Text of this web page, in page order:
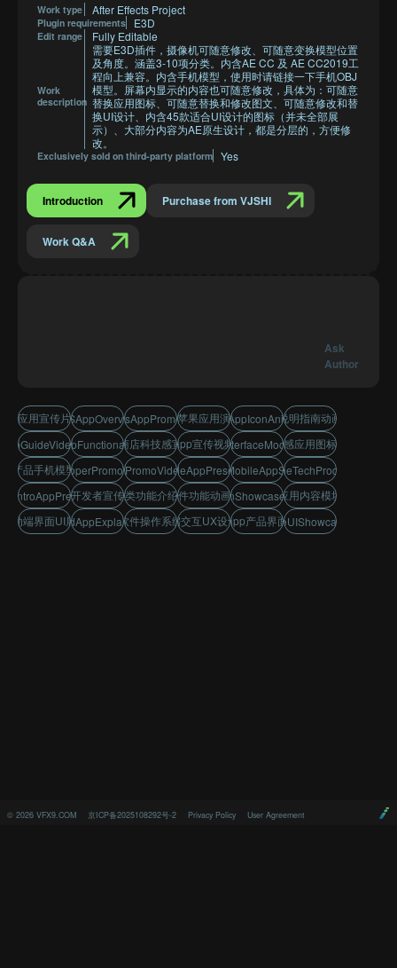
© 2026 VFX9.COM 京ICP备2025108292号-2 Privacy Policy User Agreement
Work type After Effects Project
Plugin requirements E3D
Edit range Fully Editable
Work
description
需要E3D插件，摄像机可随意修改、可随意变换模型位置
及角度。涵盖3-10项分类。内含AE CC 及 AE CC2019工
程向上兼容。内含手机模型，使用时请链接一下手机OBJ
模型。屏幕内显示的内容也可随意修改，具体为：可随意
替换应用图标、可随意替换和修改图文、可随意修改和替
换UI设计、内含45款适合UI设计的图标（并未全部展
示）、大部分内容为AE原生设计，都是分层的，方便修
改。
Exclusively sold on third-party platform Yes
Introduction Purchase from VJSHI
Work Q&A
Ask
Author
机应用宣传片标题
mobileOSAppOverviewVideo
ndroidIosAppPromoDesign
安卓苹果应用演示片
hStyleAppIconAnimation
APP说明指南动画模板
modernAppFunctionalityDisplay
应用商店科技感宣传片高端app宣传视频模板
ppStoreInterfaceMockupVideo
科技感应用图标动画
产品手机模型展示
ppDeveloperPromoTemplate
mobileAppPromoVideoTemplate
3dMobileAppPresentation
xDesignMobileAppShowcase
smartphoneTechProductTeaser
应用开发者宣传短片pp分类功能介绍模板pp软件功能动画介绍
pplicationShowcaseForUXUI
手机应用内容模块演示
移动端界面UI展示
osAndroidAppExplainerVideo
终端软件操作系统说明
移动端交互UX设计展示
手机app产品界面展示
ppFeatureUIShowcaseDesign